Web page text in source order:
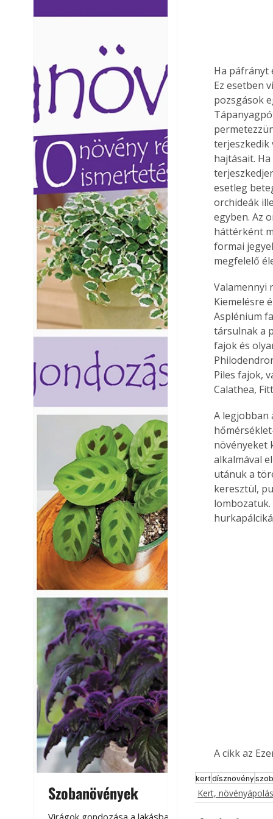
Szobanövények
Virágoskert:
teraszon,
Ha páfrányt
Ez esetben
pozsgások
terjeszkedik
hajtásait.
esetleg
orchideák
egyben. Az
háttérként
formai
megfelelő
Valamennyi
Kiemelésre
Asplénium
társulnak a
fajok és
Piles fajok,
Calathea,
A legjobban
növényeket
alkalmával
utánuk a
keresztül,
A cikk az
kertdísznövény
Kert, növényápolás